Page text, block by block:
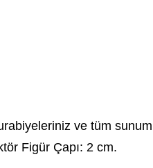
ve tüm
Figür Çapı: 2 cm.